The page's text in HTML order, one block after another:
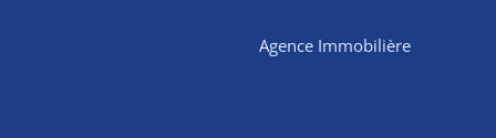
Agence Immobilière